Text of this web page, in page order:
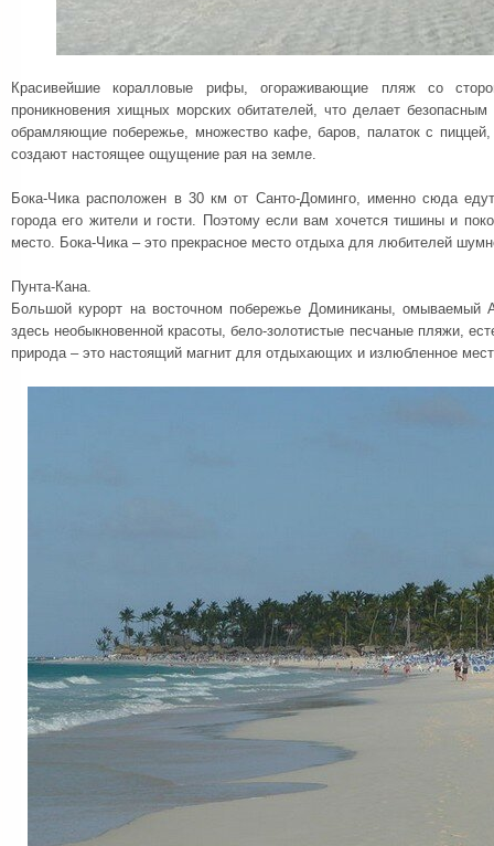
Красивейшие коралловые рифы, огораживающие пляж со
проникновения хищных морских обитателей, что делает
обрамляющие побережье, множество кафе, баров, палаток с
создают настоящее ощущение рая на земле.
Бока-Чика расположен в 30 км от Санто-Доминго, именно сюда
города его жители и гости. Поэтому если вам хочется тишины и
место. Бока-Чика – это прекрасное место отдыха для любителей
Пунта-Кана.
Большой курорт на восточном побережье Доминиканы, омываемый
здесь необыкновенной красоты, бело-золотистые песчаные пляжи,
природа – это настоящий магнит для отдыхающих и излюбленное